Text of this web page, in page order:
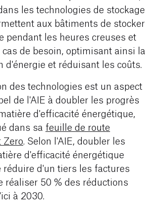
les technologies de stockage
aux bâtiments de stocker
pendant les heures creuses et
de besoin, optimisant ainsi la
d'énergie et réduisant les coûts.
des technologies est un aspect
de l'AIE à doubler les progrès
d'efficacité énergétique,
dans sa feuille de route
Zero. Selon l'AIE, doubler les
d'efficacité énergétique
réduire d'un tiers les factures
réaliser 50 % des réductions
à 2030.